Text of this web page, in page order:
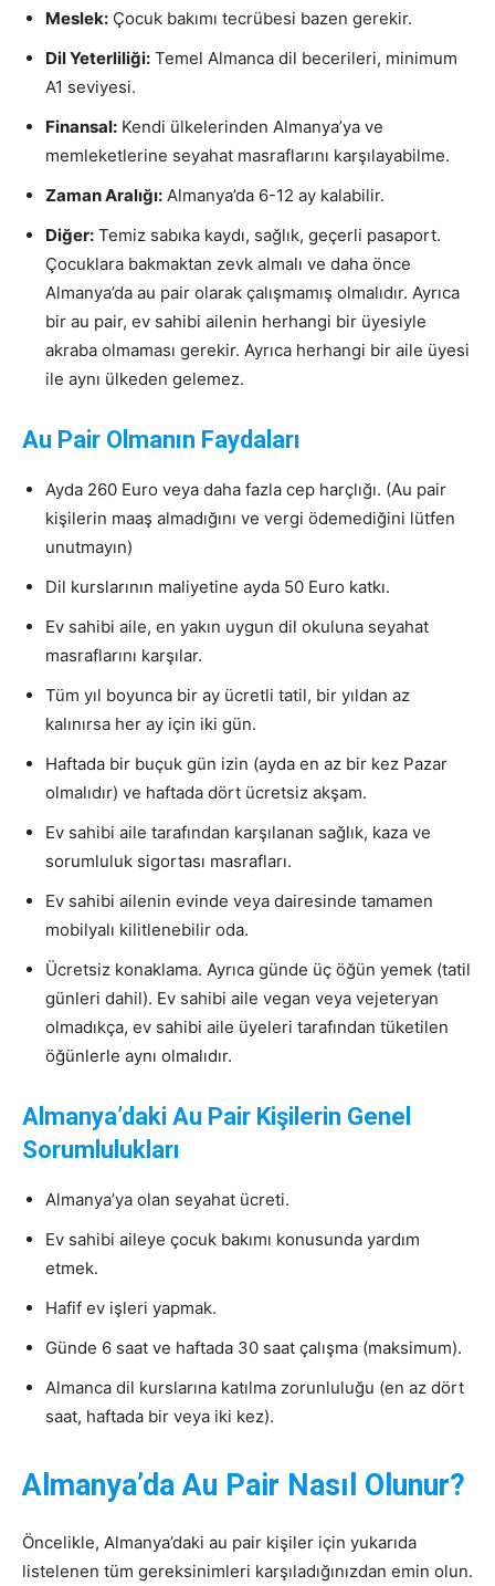
Meslek: Çocuk bakımı tecrübesi bazen gerekir.
Dil Yeterliliği: Temel Almanca dil becerileri, minimum
A1 seviyesi.
Finansal: Kendi ülkelerinden Almanya’ya ve
memleketlerine seyahat masraflarını karşılayabilme.
Zaman Aralığı: Almanya’da 6-12 ay kalabilir.
Diğer: Temiz sabıka kaydı, sağlık, geçerli pasaport.
Çocuklara bakmaktan zevk almalı ve daha önce
Almanya’da au pair olarak çalışmamış olmalıdır. Ayrıca
bir au pair, ev sahibi ailenin herhangi bir üyesiyle
akraba olmaması gerekir. Ayrıca herhangi bir aile üyesi
ile aynı ülkeden gelemez.
Au Pair Olmanın Faydaları
Ayda 260 Euro veya daha fazla cep harçlığı. (Au pair
kişilerin maaş almadığını ve vergi ödemediğini lütfen
unutmayın)
Dil kurslarının maliyetine ayda 50 Euro katkı.
Ev sahibi aile, en yakın uygun dil okuluna seyahat
masraflarını karşılar.
Tüm yıl boyunca bir ay ücretli tatil, bir yıldan az
kalınırsa her ay için iki gün.
Haftada bir buçuk gün izin (ayda en az bir kez Pazar
olmalıdır) ve haftada dört ücretsiz akşam.
Ev sahibi aile tarafından karşılanan sağlık, kaza ve
sorumluluk sigortası masrafları.
Ev sahibi ailenin evinde veya dairesinde tamamen
mobilyalı kilitlenebilir oda.
Ücretsiz konaklama. Ayrıca günde üç öğün yemek (tatil
günleri dahil). Ev sahibi aile vegan veya vejeteryan
olmadıkça, ev sahibi aile üyeleri tarafından tüketilen
öğünlerle aynı olmalıdır.
Almanya’daki Au Pair Kişilerin Genel
Sorumlulukları
Almanya’ya olan seyahat ücreti.
Ev sahibi aileye çocuk bakımı konusunda yardım
etmek.
Hafif ev işleri yapmak.
Günde 6 saat ve haftada 30 saat çalışma (maksimum).
Almanca dil kurslarına katılma zorunluluğu (en az dört
saat, haftada bir veya iki kez).
Almanya’da Au Pair Nasıl Olunur?
Öncelikle, Almanya’daki au pair kişiler için yukarıda
listelenen tüm gereksinimleri karşıladığınızdan emin olun.